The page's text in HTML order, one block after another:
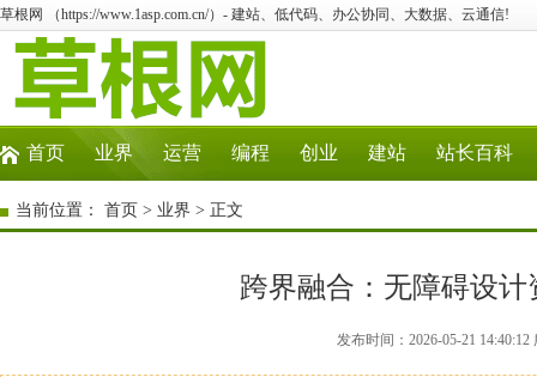
草根网 （https://www.1asp.com.cn/）- 建站、低代码、办公协同、大数据、云通信!
首页 业界 运营 编程 创业 建站 站长百科
当前位置： 首页 > 业界 > 正文
跨界融合：无障碍设
发布时间：2026-05-21